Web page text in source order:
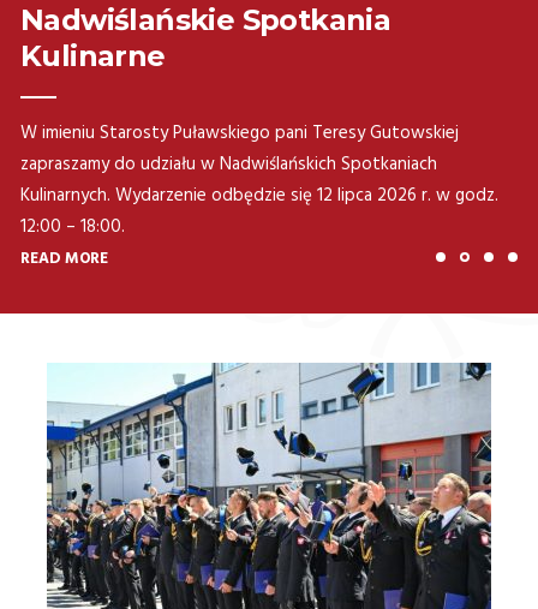
Nadwiślańskie Spotkania
Kulinarne
W imieniu Starosty Puławskiego pani Teresy Gutowskiej
zapraszamy do udziału w Nadwiślańskich Spotkaniach
Kulinarnych. Wydarzenie odbędzie się 12 lipca 2026 r. w godz.
12:00 – 18:00.
READ MORE